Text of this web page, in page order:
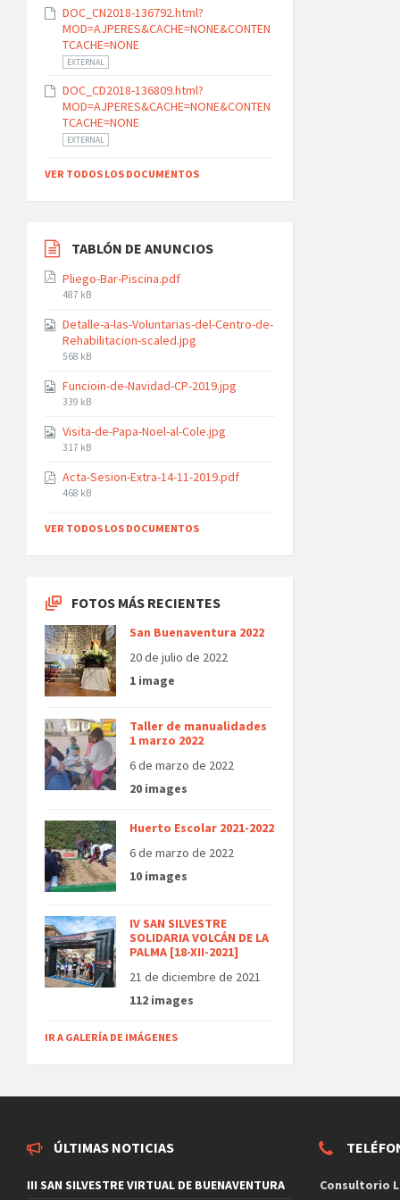
DOC_CN2018-136792.html?
MOD=AJPERES&CACHE=NONE&CONTEN
TCACHE=NONE
EXTERNAL
DOC_CD2018-136809.html?
MOD=AJPERES&CACHE=NONE&CONTEN
TCACHE=NONE
EXTERNAL
VER TODOS LOS DOCUMENTOS
TABLÓN DE ANUNCIOS
Pliego-Bar-Piscina.pdf
File
487 kB
Detalle-a-las-Voluntarias-del-Centro-de-
Rehabilitacion-scaled.jpg
File
568 kB
Funcioin-de-Navidad-CP-2019.jpg
File
339 kB
Visita-de-Papa-Noel-al-Cole.jpg
File
317 kB
Acta-Sesion-Extra-14-11-2019.pdf
File
468 kB
VER TODOS LOS DOCUMENTOS
FOTOS MÁS RECIENTES
San Buenaventura 2022
20 de julio de 2022
1 image
Taller de manualidades
1 marzo 2022
6 de marzo de 2022
20 images
Huerto Escolar 2021-2022
6 de marzo de 2022
10 images
IV SAN SILVESTRE
SOLIDARIA VOLCÁN DE LA
PALMA [18-XII-2021]
21 de diciembre de 2021
112 images
IR A GALERÍA DE IMÁGENES
ÚLTIMAS NOTICIAS
III SAN SILVESTRE VIRTUAL DE BUENAVENTURA Consultorio